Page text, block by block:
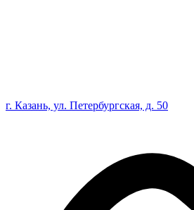
г. Казань, ул. Петербургская, д. 50